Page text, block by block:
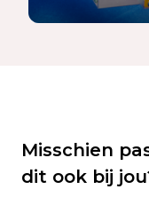
Misschien
dit ook bij